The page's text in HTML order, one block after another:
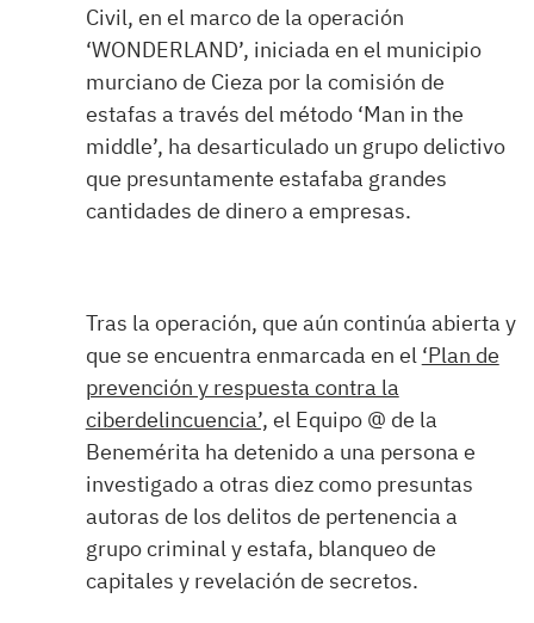
Civil, en el marco de la operación
‘WONDERLAND’, iniciada en el municipio
murciano de Cieza por la comisión de
estafas a través del método ‘Man in the
middle’, ha desarticulado un grupo delictivo
que presuntamente estafaba grandes
cantidades de dinero a empresas.
Tras la operación, que aún continúa abierta y
que se encuentra enmarcada en el ‘Plan de
prevención y respuesta contra la
ciberdelincuencia’, el Equipo @ de la
Benemérita ha detenido a una persona e
investigado a otras diez como presuntas
autoras de los delitos de pertenencia a
grupo criminal y estafa, blanqueo de
capitales y revelación de secretos.